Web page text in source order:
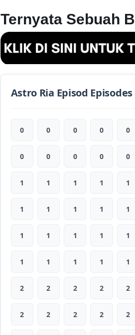
Ternyata Sebuah
Astro Ria Episod Episodes
0 0 0 0 0
0 0 0 0 0
1 1 1 1 1
1 1 1 1 1
1 1 1 1 1
1 1 1 1 1
2 2 2 2 2
2 2 2 2 2